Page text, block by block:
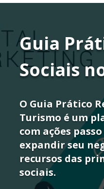
Guia
Sociais
O Guia Prático
Turismo é um
com ações
expandir seu
recursos das
sociais.